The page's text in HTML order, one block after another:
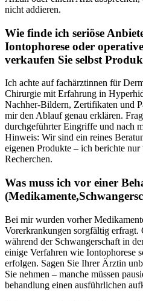
nicht addieren.
Wie ‍finde ich⁣ seriöse
Iontophorese oder
verkaufen Sie selbst
Ich achte auf​ fachärztinnen für
Chirurgie mit Erfahrung in
Nachher-Bildern, Zertifikaten und
mir den Ablauf genau erklären.
durchgeführter Eingriffe und nach⁤
Hinweis:⁢ Wir sind ein reines
‍eigenen Produkte – ich ‍berichte
Recherchen.
Was ‌muss ich ​vor einer
Bei ​mir wurden vorher
Vorerkrankungen ⁢sorgfältig
während ‍der Schwangerschaft in‍
einige Verfahren wie Iontophorese
erfolgen. Sagen Sie Ihrer ​Ärztin
Sie nehmen – ⁣manche müssen
behandlung⁢ einen ausführlichen